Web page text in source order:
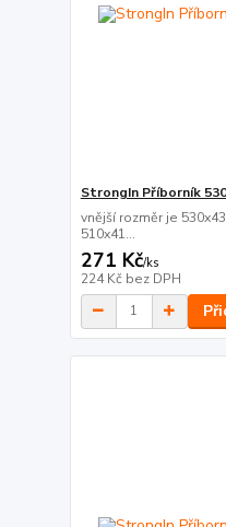
StrongIn Příborník
vnější rozměr je
510x41...
271 Kč/ks
224 Kč bez DPH